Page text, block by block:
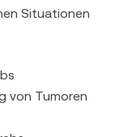
Situationen
von Tumoren